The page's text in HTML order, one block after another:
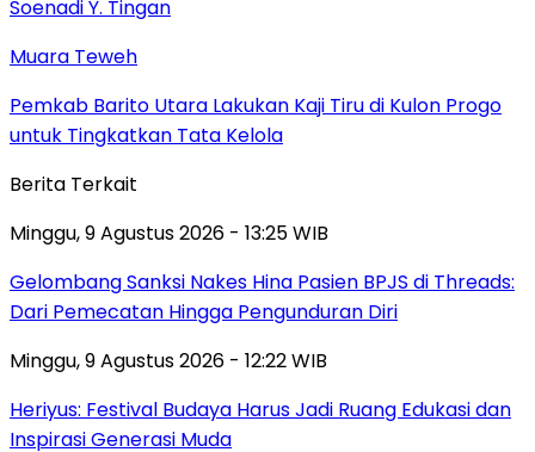
Muara Teweh
Pemkab Barito Utara Lakukan Kaji Tiru di Kulon Progo
untuk Tingkatkan Tata Kelola
Berita Terkait
Minggu, 9 Agustus 2026 - 13:25 WIB
Gelombang Sanksi Nakes Hina Pasien BPJS di Threads:
Dari Pemecatan Hingga Pengunduran Diri
Minggu, 9 Agustus 2026 - 12:22 WIB
Heriyus: Festival Budaya Harus Jadi Ruang Edukasi dan
Inspirasi Generasi Muda